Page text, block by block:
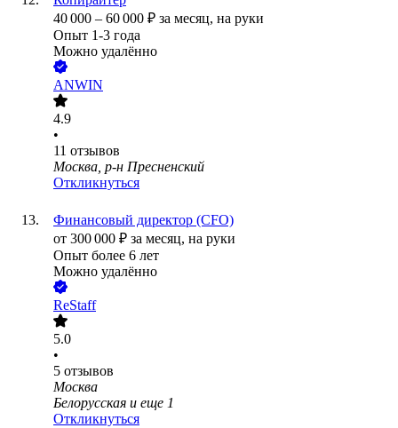
40 000 – 60 000 ₽ за месяц, на руки
Опыт 1-3 года
Можно удалённо
ANWIN
4.9
•
11 отзывов
Москва, р-н Пресненский
Откликнуться
Финансовый директор (CFO)
от 300 000 ₽ за месяц, на руки
Опыт более 6 лет
Можно удалённо
ReStaff
5.0
•
5 отзывов
Москва
Белорусская и еще 1
Откликнуться